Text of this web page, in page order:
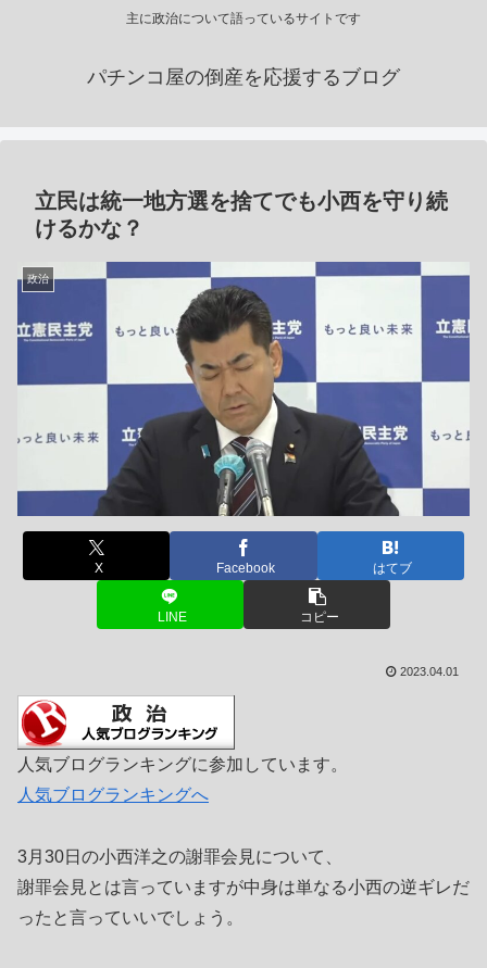
主に政治について語っているサイトです
パチンコ屋の倒産を応援するブログ
立民は統一地方選を捨てでも小西を守り続
けるかな？
政治
X Facebook はてブ
LINE コピー
2023.04.01
人気ブログランキングに参加しています。
人気ブログランキングへ
3月30日の小西洋之の謝罪会見について、
謝罪会見とは言っていますが中身は単なる小西の逆ギレだ
ったと言っていいでしょう。